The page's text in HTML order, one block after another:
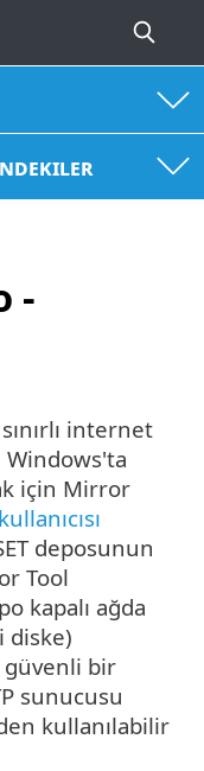
-
internet
Windows'ta
için Mirror
deposunun
Tool
kapalı ağda
diske)
güvenli bir
sunucusu
kullanılabilir